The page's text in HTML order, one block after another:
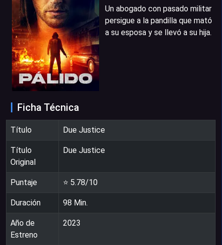
Un abogado con pasado militar
persigue a la pandilla que mató
a su esposa y se llevó a su hija.
Ficha Técnica
Título Due Justice
Título
Original
Due Justice
Puntaje ⭐ 5.78/10
Duración 98 Min.
Año de
Estreno
2023